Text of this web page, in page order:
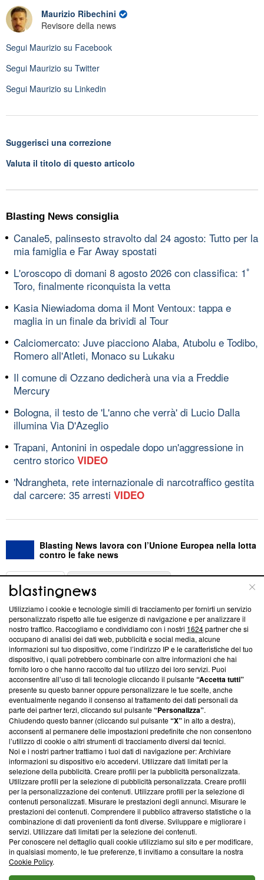
Maurizio Ribechini
Revisore della news
Segui Maurizio su Facebook
Segui Maurizio su Twitter
Segui Maurizio su Linkedin
Suggerisci una correzione
Valuta il titolo di questo articolo
Blasting News consiglia
Canale5, palinsesto stravolto dal 24 agosto: Tutto per la
mia famiglia e Far Away spostati
L'oroscopo di domani 8 agosto 2026 con classifica: 1ﾟ
Toro, finalmente riconquista la vetta
Kasia Niewiadoma doma il Mont Ventoux: tappa e
maglia in un finale da brividi al Tour
Calciomercato: Juve piacciono Alaba, Atubolu e Todibo,
Romero all'Atleti, Monaco su Lukaku
Il comune di Ozzano dedicherà una via a Freddie
Mercury
Bologna, il testo de 'L'anno che verrà' di Lucio Dalla
illumina Via D'Azeglio
Trapani, Antonini in ospedale dopo un'aggressione in
centro storico VIDEO
'Ndrangheta, rete internazionale di narcotraffico gestita
dal carcere: 35 arresti VIDEO
Blasting News lavora con l’Unione Europea nella lotta
contro le fake news
ABOUT
Questa sezione offre informazioni trasparenti su Blasting
News, sui nostri processi editoriali e su come ci impegniamo a
creare news di qualità. Inoltre, afferma la nostra aderenza a
‘Trust Project - News with Integrity’Blasting News non è
ancora membro del programma, ma ha richiesto di farne
parte; Trust Project non ha ancora effettuato una verifica di
conformità agli standard.
Su di noi
Team editoriale
Corporate
Redazione
Informativa Privacy
Cookie Policy
Blasting SA, IDI CHE-247.845.224, Via Carlo Frasca, 3 - 6900
Lugano (Svizzera) Tel:+39 0690258937
© 2026 Blasting News
Utilizziamo i cookie e tecnologie simili di tracciamento per fornirti un servizio
personalizzato rispetto alle tue esigenze di navigazione e per analizzare il
nostro traffico. Raccogliamo e condividiamo con i nostri 1624partner che si
occupano di analisi dei dati web, pubblicità e social media, alcune
informazioni sul tuo dispositivo, come l’indirizzo IP e le caratteristiche del tuo
dispositivo, i quali potrebbero combinarle con altre informazioni che hai
fornito loro o che hanno raccolto dal tuo utilizzo dei loro servizi. Puoi
acconsentire all’uso di tali tecnologie cliccando il pulsante“Accetta tutti”
presente su questo banner oppure personalizzare le tue scelte, anche
eventualmente negando il consenso al trattamento dei dati personali da
parte dei partner terzi, cliccando sul pulsante“Personalizza”.
Chiudendo questo banner (cliccando sul pulsante“X”in alto a destra),
acconsenti al permanere delle impostazioni predefinite che non consentono
l’utilizzo di cookie o altri strumenti di tracciamento diversi dai tecnici.
Noi e i nostri partner trattiamo i tuoi dati di navigazione per: Archiviare
informazioni su dispositivo e/o accedervi. Utilizzare dati limitati per la
selezione della pubblicità. Creare profili per la pubblicità personalizzata.
Utilizzare profili per la selezione di pubblicità personalizzata. Creare profili
per la personalizzazione dei contenuti. Utilizzare profili per la selezione di
contenuti personalizzati. Misurare le prestazioni degli annunci. Misurare le
prestazioni dei contenuti. Comprendere il pubblico attraverso statistiche o la
combinazione di dati provenienti da fonti diverse. Sviluppare e migliorare i
servizi. Utilizzare dati limitati per la selezione dei contenuti.
Per conoscere nel dettaglio quali cookie utilizziamo sul sito e per modificare,
in qualsiasi momento, le tue preferenze, ti invitiamo a consultare la nostra
Cookie Policy.